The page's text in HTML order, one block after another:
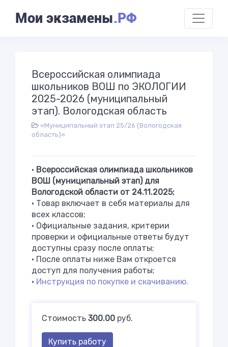
Мои экзамены.РФ
Всероссийская олимпиада
школьников ВОШ по ЭКОЛОГИИ
2025-2026 (муниципальный
этап). Вологодская область
«Муниципальный этап 25/26 (Вологодская
область)»
• Всероссийская олимпиада школьников
ВОШ (муниципальный этап) для
Вологодской области от 24.11.2025;
• Товар включает в себя материалы для
всех классов;
• Официальные задания, критерии
проверки и официальные ответы будут
доступны сразу после оплаты;
• После оплаты ниже Вам откроется
доступ для получения работы;
• Инструкция по покупке и скачиванию.
Стоимость 300.00 руб.
Купить работу